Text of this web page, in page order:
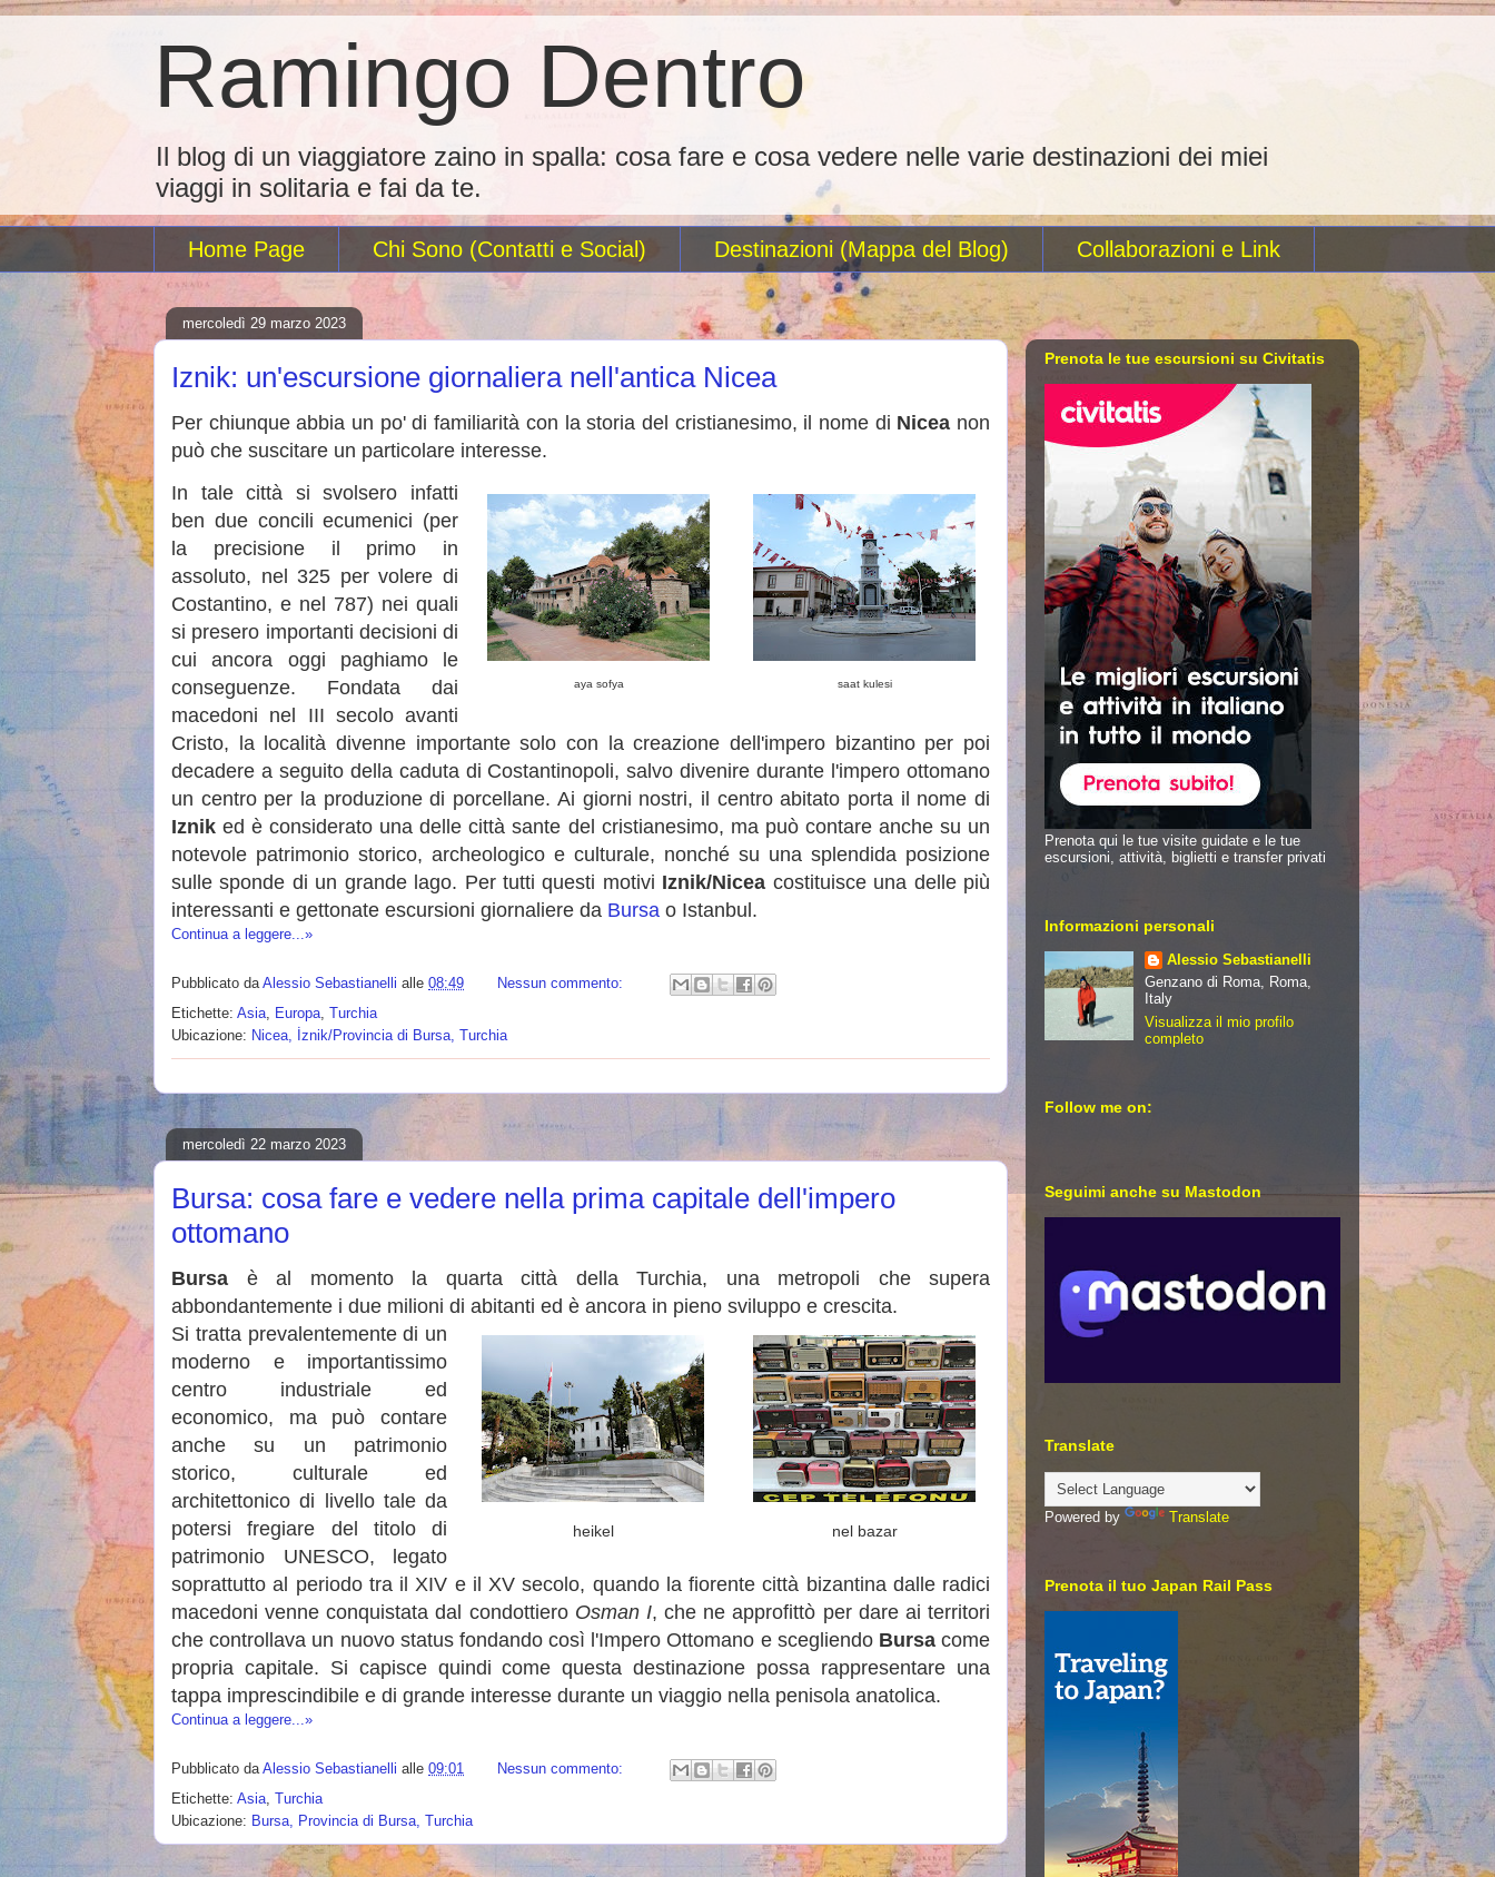
Ramingo Dentro
Il blog di un viaggiatore zaino in spalla: cosa fare e cosa vedere nelle varie destinazioni dei miei
viaggi in solitaria e fai da te.
Home Page Chi Sono (Contatti e Social) Destinazioni (Mappa del Blog) Collaborazioni e Link
mercoledì 29 marzo 2023
Iznik: un'escursione giornaliera nell'antica Nicea
Per chiunque abbia un po' di familiarità con la storia del cristianesimo, il nome di Nicea non
può che suscitare un particolare interesse.
saat kulesi
aya sofya
In tale città si svolsero infatti
ben due concili ecumenici (per
la precisione il primo in
assoluto, nel 325 per volere di
Costantino, e nel 787) nei quali
si presero importanti decisioni di
cui ancora oggi paghiamo le
conseguenze. Fondata dai
macedoni nel III secolo avanti
Cristo, la località divenne importante solo con la creazione dell'impero bizantino per poi
decadere a seguito della caduta di Costantinopoli, salvo divenire durante l'impero ottomano
un centro per la produzione di porcellane. Ai giorni nostri, il centro abitato porta il nome di
Iznik ed è considerato una delle città sante del cristianesimo, ma può contare anche su un
notevole patrimonio storico, archeologico e culturale, nonché su una splendida posizione
sulle sponde di un grande lago. Per tutti questi motivi Iznik/Nicea costituisce una delle più
interessanti e gettonate escursioni giornaliere da Bursa o Istanbul.
Continua a leggere...»
Pubblicato daAlessio Sebastianelli alle 08:49
Nessun commento:
Etichette: Asia, Europa, Turchia
Ubicazione: Nicea, İznik/Provincia di Bursa, Turchia
mercoledì 22 marzo 2023
Bursa: cosa fare e vedere nella prima capitale dell'impero
ottomano
Bursa è al momento la quarta città della Turchia, una metropoli che supera
abbondantemente i due milioni di abitanti ed è ancora in pieno sviluppo e crescita.
nel bazar
heikel
Si tratta prevalentemente di un
moderno e importantissimo
centro industriale ed
economico, ma può contare
anche su un patrimonio
storico, culturale ed
architettonico di livello tale da
potersi fregiare del titolo di
patrimonio UNESCO, legato
soprattutto al periodo tra il XIV e il XV secolo, quando la fiorente città bizantina dalle radici
macedoni venne conquistata dal condottiero Osman I, che ne approfittò per dare ai territori
che controllava un nuovo status fondando così l'Impero Ottomano e scegliendo Bursacome
propria capitale. Si capisce quindi come questa destinazione possa rappresentare una
tappa imprescindibile e di grande interesse durante un viaggio nella penisola anatolica.
Continua a leggere...»
Pubblicato daAlessio Sebastianelli alle 09:01
Nessun commento:
Etichette: Asia, Turchia
Ubicazione: Bursa, Provincia di Bursa, Turchia
Prenota le tue escursioni su Civitatis
Prenota qui le tue visite guidate e le tue
escursioni, attività, biglietti e transfer privati
Informazioni personali
Alessio Sebastianelli
Genzano di Roma, Roma,
Italy
Visualizza il mio profilo
completo
Follow me on:
Seguimi anche su Mastodon
Translate
Powered by Translate
Prenota il tuo Japan Rail Pass